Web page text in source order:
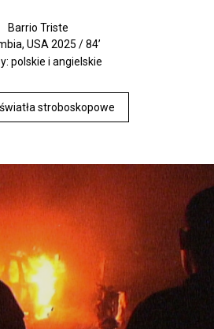
Barrio Triste
USA 2025 / 84’
polskie i angielskie
stroboskopowe